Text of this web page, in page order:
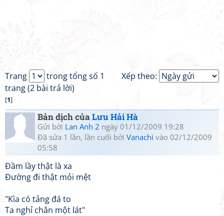
Xếp theo:
Trang
trong tổng số 1
trang (2 bài trả lời)
[1]
Bản dịch củaLưu Hải Hà
Gửi bởi Lan Anh 2 ngày 01/12/2009 19:28
Đã sửa 1 lần, lần cuối bởi Vanachi vào 02/12/2009
05:58
Đầm lầy thật là xa
Đường đi thật mỏi mệt
"Kìa có tảng đá to
Ta nghỉ chân một lát"